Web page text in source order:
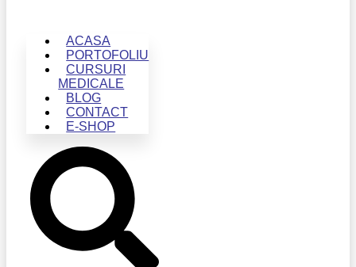
ACASA
PORTOFOLIU
CURSURI
MEDICALE
BLOG
CONTACT
E-SHOP